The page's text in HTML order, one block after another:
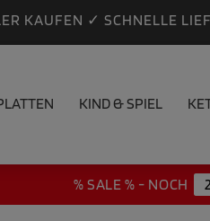
KAUFEN ✓ SCHNELLE
KIND & SPIEL
% SALE % - NOCH